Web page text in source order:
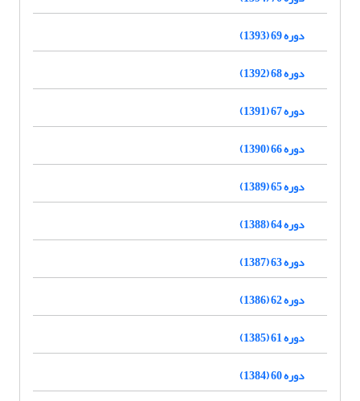
دوره 69 (1393)
دوره 68 (1392)
دوره 67 (1391)
دوره 66 (1390)
دوره 65 (1389)
دوره 64 (1388)
دوره 63 (1387)
دوره 62 (1386)
دوره 61 (1385)
دوره 60 (1384)